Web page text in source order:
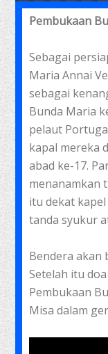
Pembukaan
Sebagai
Maria Annai
sebagai
Bunda Maria
pelaut
kapal mereka
abad ke-17.
menanamkan
itu dekat
tanda syukur
Bendera akan
Setelah itu
Pembukaan
Misa dalam